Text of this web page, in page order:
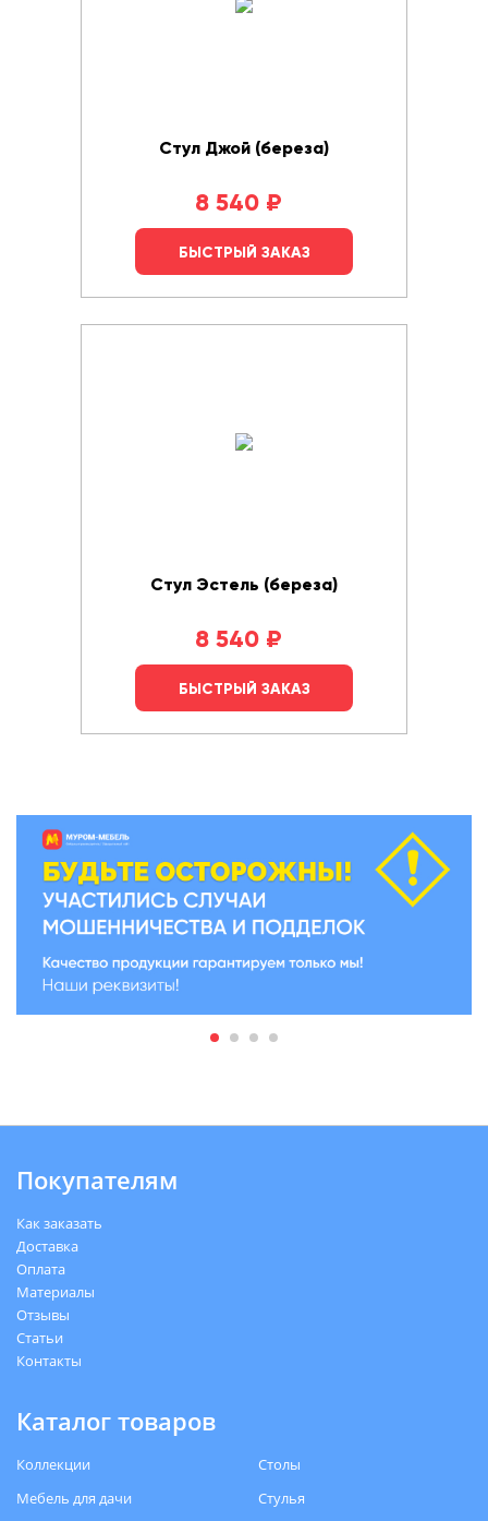
Стул Джой (береза)
8 540 ₽
БЫСТРЫЙ ЗАКАЗ
Стул Эстель (береза)
8 540 ₽
БЫСТРЫЙ ЗАКАЗ
Покупателям
Как заказать
Доставка
Оплата
Материалы
Отзывы
Статьи
Контакты
Каталог товаров
Коллекции
Мебель для дачи
Столы
Стулья